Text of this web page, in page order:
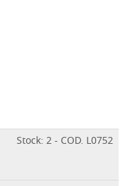
Stock: 2 - COD. L0752